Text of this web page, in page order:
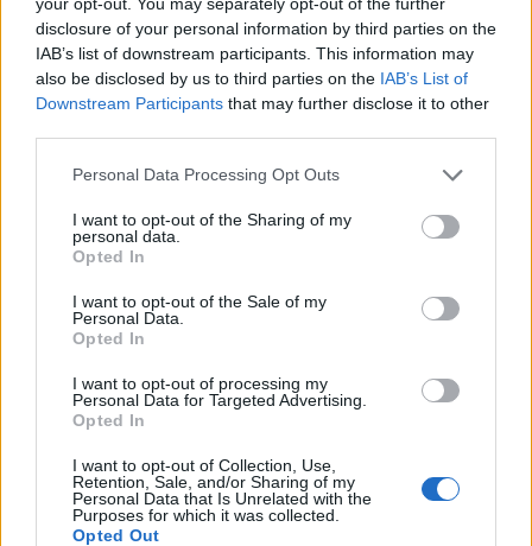
disclosure of your personal information by third parties on the
IAB’s list of downstream participants. This information may
also be disclosed by us to third parties on the IAB’s List of
Downstream Participants that may further disclose it to other
Personal Data Processing Opt Outs
I want to opt-out of the Sharing of my
personal data.
Opted In
I want to opt-out of the Sale of my
Personal Data.
Opted In
I want to opt-out of processing my
Personal Data for Targeted Advertising.
Opted In
I want to opt-out of Collection, Use,
Retention, Sale, and/or Sharing of my
Personal Data that Is Unrelated with the
Purposes for which it was collected.
Opted Out